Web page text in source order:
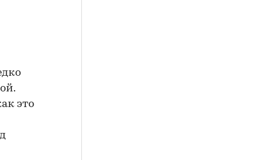
это